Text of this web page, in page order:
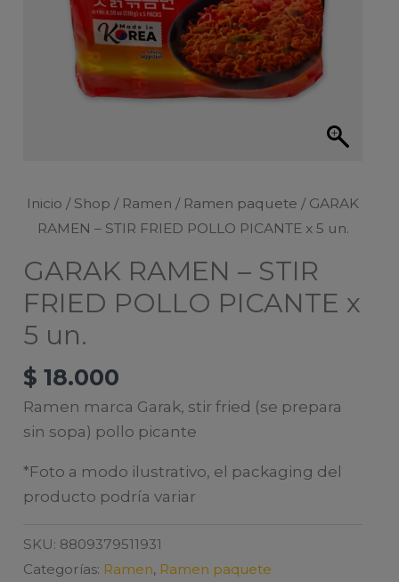
Inicio / Shop / Ramen / Ramen paquete / GARAK
RAMEN – STIR FRIED POLLO PICANTE x 5 un.
GARAK RAMEN – STIR
FRIED POLLO PICANTE x
5 un.
$ 18.000
Ramen marca Garak, stir fried (se prepara
sin sopa) pollo picante
*Foto a modo ilustrativo, el packaging del
producto podría variar
SKU: 8809379511931
Categorías: Ramen, Ramen paquete